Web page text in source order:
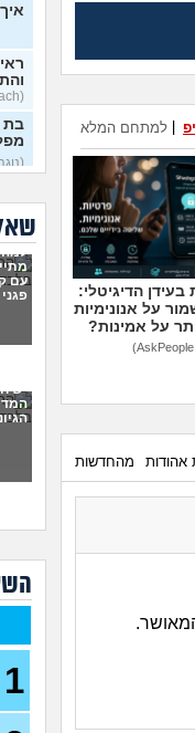
למתחם המלא
בעידן הדיגיטלי:
על אנונימיות
על אמינות?
אהודות מהחדשות
(Stoyosach, בן 16)
בת
או
למה
עם
יש
1